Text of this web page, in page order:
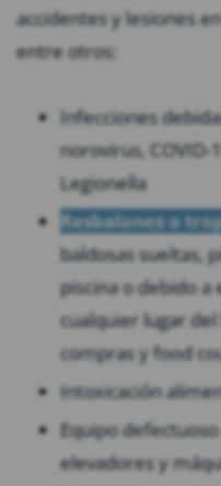
accidentes y lesiones
entre otros:
Infecciones
norovirus,
Legionella
Resbalones o
baldosas sueltas,
piscina o debido a
cualquier lugar
compras y food
Intoxicación
Equipo
elevadores y